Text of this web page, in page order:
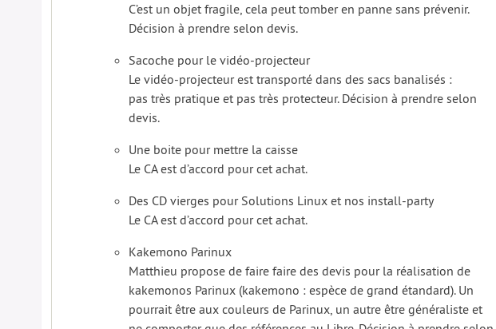
C’est un objet fragile, cela peut tomber en panne sans prévenir.
Décision à prendre selon devis.
Sacoche pour le vidéo-projecteur
Le vidéo-projecteur est transporté dans des sacs banalisés :
pas très pratique et pas très protecteur. Décision à prendre selon
devis.
Une boite pour mettre la caisse
Le CA est d’accord pour cet achat.
Des CD vierges pour Solutions Linux et nos install-party
Le CA est d’accord pour cet achat.
Kakemono Parinux
Matthieu propose de faire faire des devis pour la réalisation de
kakemonos Parinux (kakemono : espèce de grand étandard). Un
pourrait être aux couleurs de Parinux, un autre être généraliste et